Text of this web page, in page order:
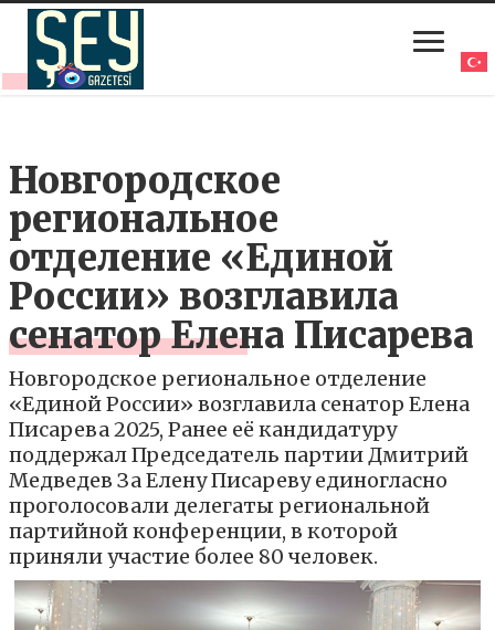
Новгородское
региональное
отделение «Единой
России» возглавила
сенатор Елена Писарева
Новгородское региональное отделение
«Единой России» возглавила сенатор Елена
Писарева 2025, Ранее её кандидатуру
поддержал Председатель партии Дмитрий
Медведев За Елену Писареву единогласно
проголосовали делегаты региональной
партийной конференции, в которой
приняли участие более 80 человек.